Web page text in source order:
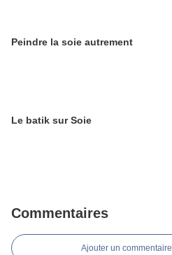
Peindre la soie autrement
Le batik sur Soie
Commentaires
Ajouter un commentaire